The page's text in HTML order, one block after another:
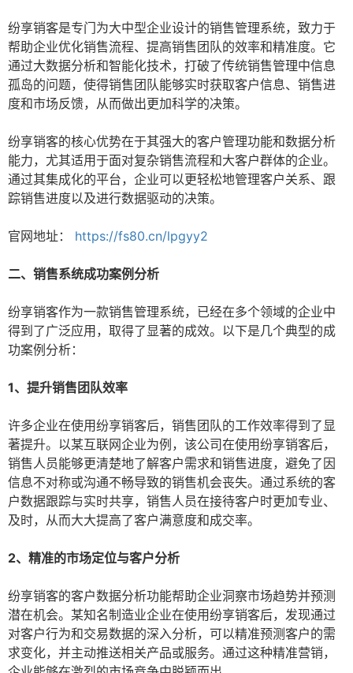
纷享销客是专门为大中型企业设计的销售管理系统，致力于
帮助企业优化销售流程、提高销售团队的效率和精准度。它
通过大数据分析和智能化技术，打破了传统销售管理中信息
孤岛的问题，使得销售团队能够实时获取客户信息、销售进
度和市场反馈，从而做出更加科学的决策。
纷享销客的核心优势在于其强大的客户管理功能和数据分析
能力，尤其适用于面对复杂销售流程和大客户群体的企业。
通过其集成化的平台，企业可以更轻松地管理客户关系、跟
踪销售进度以及进行数据驱动的决策。
官网地址： https://fs80.cn/lpgyy2
二、销售系统成功案例分析
纷享销客作为一款销售管理系统，已经在多个领域的企业中
得到了广泛应用，取得了显著的成效。以下是几个典型的成
功案例分析：
1、提升销售团队效率
许多企业在使用纷享销客后，销售团队的工作效率得到了显
著提升。以某互联网企业为例，该公司在使用纷享销客后，
销售人员能够更清楚地了解客户需求和销售进度，避免了因
信息不对称或沟通不畅导致的销售机会丧失。通过系统的客
户数据跟踪与实时共享，销售人员在接待客户时更加专业、
及时，从而大大提高了客户满意度和成交率。
2、精准的市场定位与客户分析
纷享销客的客户数据分析功能帮助企业洞察市场趋势并预测
潜在机会。某知名制造业企业在使用纷享销客后，发现通过
对客户行为和交易数据的深入分析，可以精准预测客户的需
求变化，并主动推送相关产品或服务。通过这种精准营销，